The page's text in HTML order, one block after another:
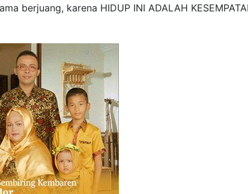
berjuang, karena HIDUP INI ADALAH